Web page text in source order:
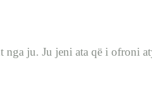
nga ju. Ju jeni ata që i ofroni